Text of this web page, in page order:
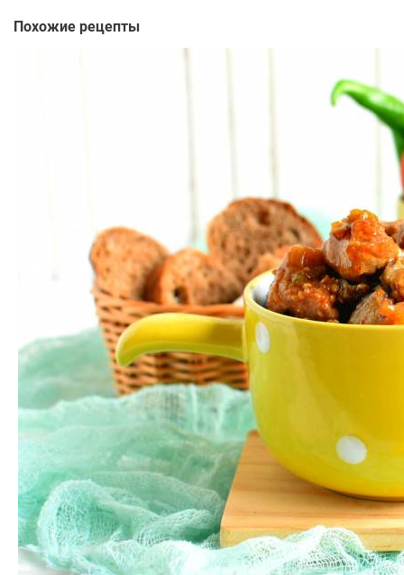
Похожие рецепты